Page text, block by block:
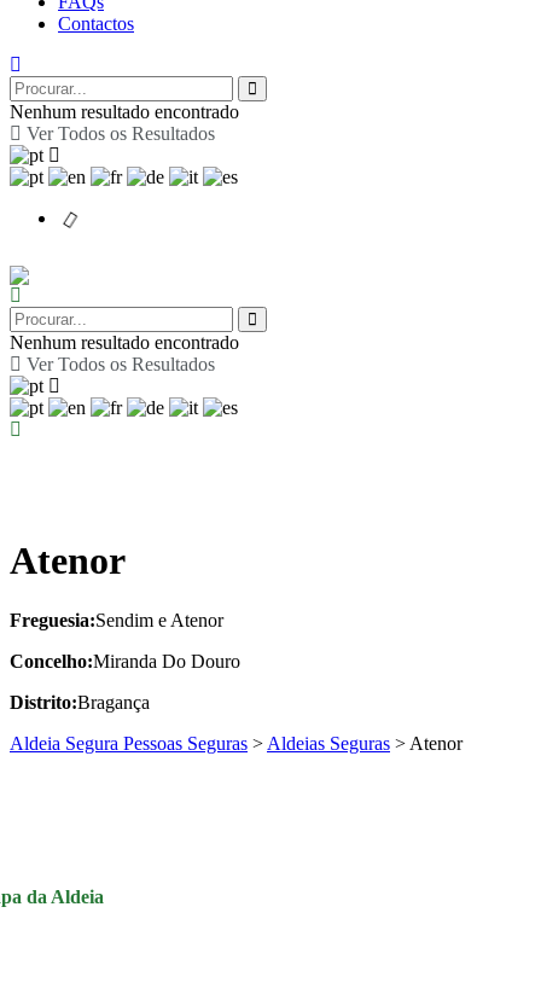
Contactos
Nenhum resultado encontrado
Ver Todos os Resultados
Nenhum resultado encontrado
Ver Todos os Resultados
Atenor
Freguesia:Sendim e Atenor
Concelho:Miranda Do Douro
Distrito:Bragança
Aldeia Segura Pessoas Seguras > Aldeias Seguras > Atenor
da Aldeia